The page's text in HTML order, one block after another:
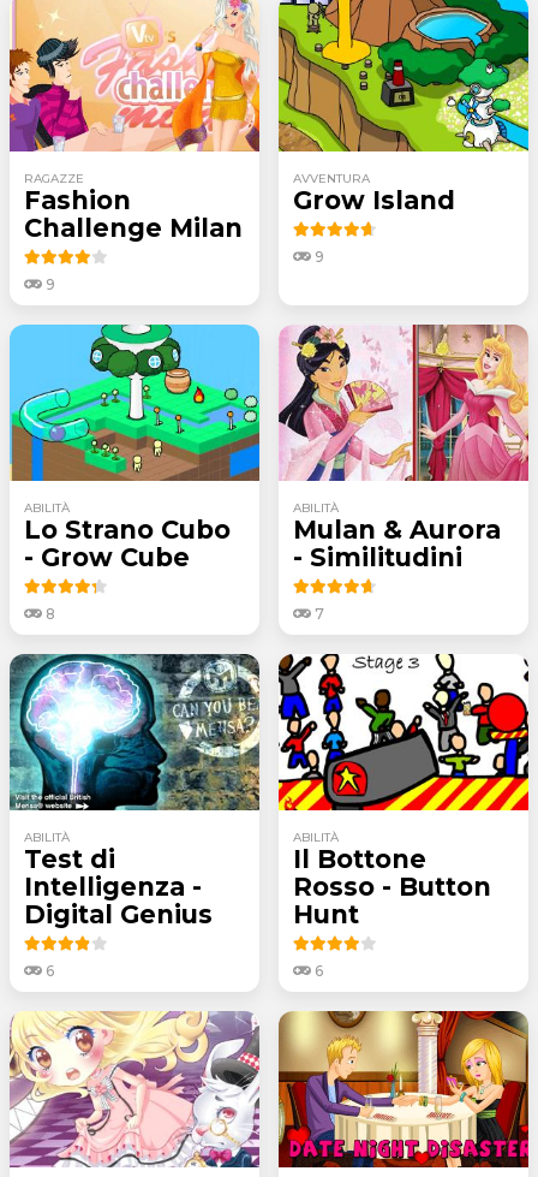
RAGAZZE
Fashion
Challenge Milan
9
AVVENTURA
Grow Island
9
ABILITÀ
Lo Strano Cubo
- Grow Cube
8
ABILITÀ
Mulan & Aurora
- Similitudini
7
ABILITÀ
Test di
Intelligenza -
Digital Genius
6
ABILITÀ
Il Bottone
Rosso - Button
Hunt
6